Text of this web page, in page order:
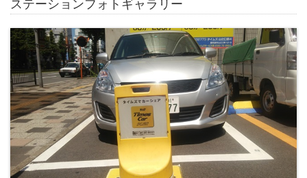
ステーションフォトギャラリー